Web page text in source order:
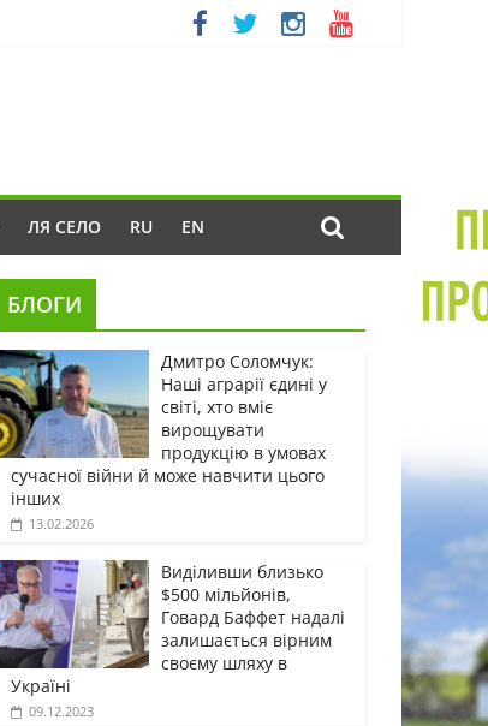
ЛЯ СЕЛО RU EN
БЛОГИ
Дмитро Соломчук:
Наші аграрії єдині у
світі, хто вміє
вирощувати
продукцію в умовах
сучасної війни й може навчити цього
інших
13.02.2026
Виділивши близько
$500 мільйонів,
Говард Баффет надалі
залишається вірним
своєму шляху в
Україні
09.12.2023